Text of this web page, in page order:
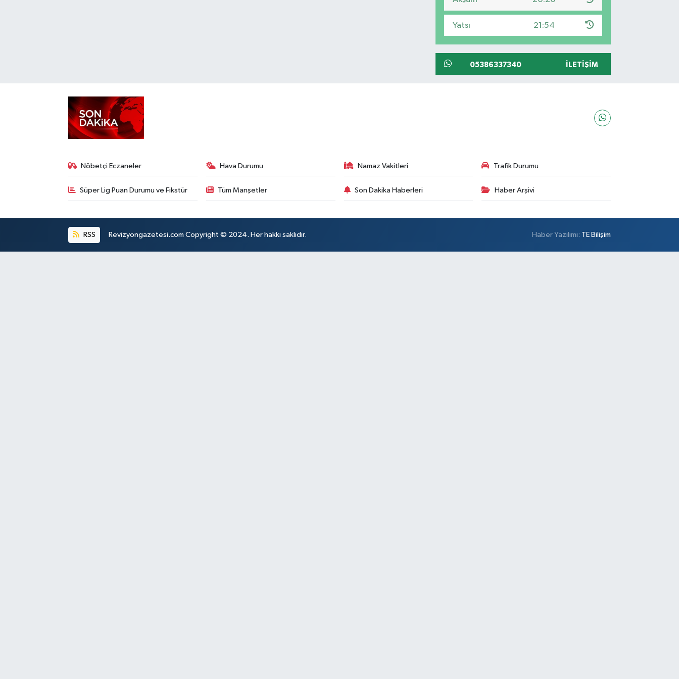
Yatsı 21:54
05386337340 İLETIŞIM
Nöbetçi Eczaneler Hava Durumu Namaz Vakitleri Trafik Durumu
Süper Lig Puan Durumu ve Fikstür Tüm Manşetler Son Dakika Haberleri Haber Arşivi
RSS Revizyongazetesi.com Copyright © 2024. Her hakkı saklıdır. Haber Yazılımı: TE Bilişim